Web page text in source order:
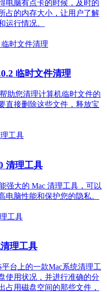
电脑有点卡的时候，及时的
占的内存大小，让用户了解
运行情况。
临时文件清理
助您清理计算机临时文件的
直接删除这些文件，释放宝
清理工具
强大的 Mac 清理工具，可以
电脑性能和保护您的隐私。
理工具
平台上的一款Mac系统清理工
使用状况，并进行准确的分
占用磁盘空间的那些文件，